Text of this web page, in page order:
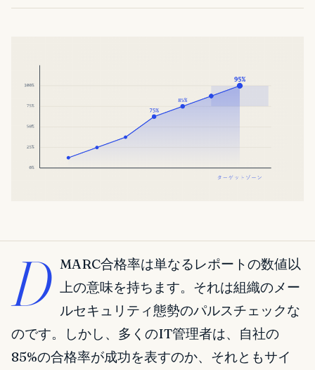
D MARC合格率は単なるレポートの数値以
上の意味を持ちます。それは組織のメー
ルセキュリティ態勢のパルスチェックな
のです。しかし、多くのIT管理者は、自社の
85%の合格率が成功を表すのか、それともサイ